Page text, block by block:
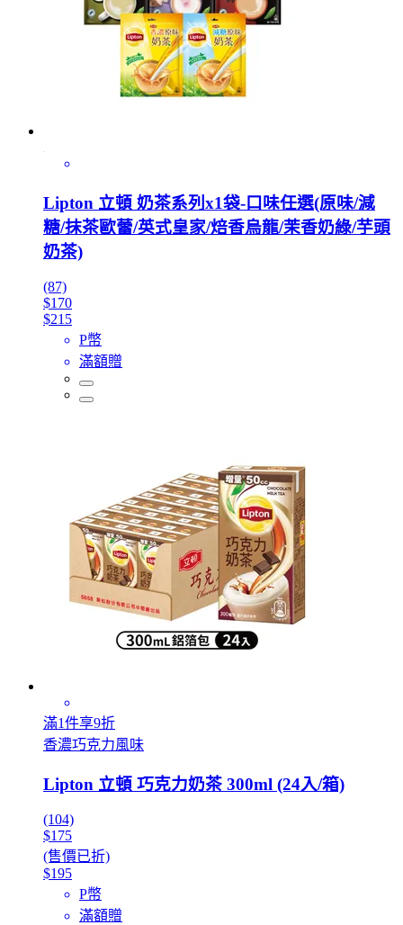
Lipton 立頓 奶茶系列x1袋-口味任選(原味/減
糖/抹茶歐蕾/英式皇家/焙香烏龍/茉香奶綠/芋頭
奶茶)
(87)
$170
$215
P幣
滿額贈
滿1件享9折
香濃巧克力風味
Lipton 立頓 巧克力奶茶 300ml (24入/箱)
(104)
$175
(售價已折)
$195
P幣
滿額贈